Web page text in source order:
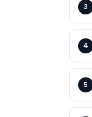
3
4
5